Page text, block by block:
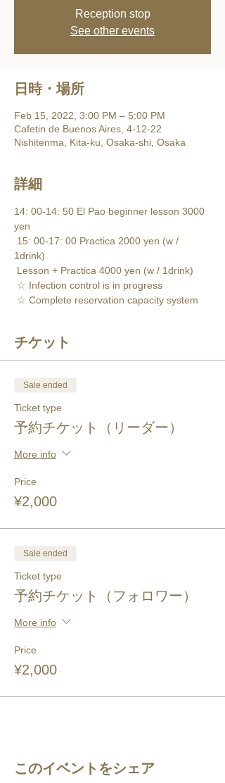
Reception stop
See other events
日時・場所
Feb 15, 2022, 3:00 PM – 5:00 PM
Cafetin de Buenos Aires, 4-12-22
Nishitenma, Kita-ku, Osaka-shi, Osaka
詳細
14: 00-14: 50 El Pao beginner lesson 3000
yen
1drink)
Lesson + Practica 4000 yen (w / 1drink)
☆ Infection control is in progress
☆ Complete reservation capacity system
チケット
Sale ended
Ticket type
予約チケット（リーダー）
More info
Price
¥2,000
Sale ended
Ticket type
予約チケット（フォロワー）
More info
Price
¥2,000
このイベントをシェア